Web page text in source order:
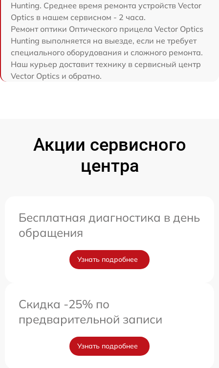
Hunting. Среднее время ремонта устройств Vector
Optics в нашем сервисном - 2 часа.
Ремонт оптики Оптического прицела Vector Optics
Hunting выполняется на выезде, если не требует
специального оборудования и сложного ремонта.
Наш курьер доставит технику в сервисный центр
Vector Optics и обратно.
Акции сервисного
центра
Бесплатная диагностика в день
обращения
Узнать подробнее
Скидка -25% по
предварительной записи
Узнать подробнее